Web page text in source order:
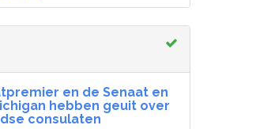
en de Senaat en
hebben geuit over
consulaten